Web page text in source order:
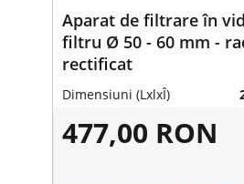
Aparat de filtrare în
filtru Ø 50 - 60 mm -
rectificat
Dimensiuni (LxlxÎ)
477,00 RON